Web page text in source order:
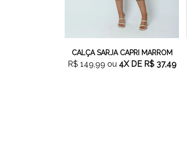
CALÇA SARJA CAPRI MARROM
R$ 149,99 ou 4XDE R$ 37,49